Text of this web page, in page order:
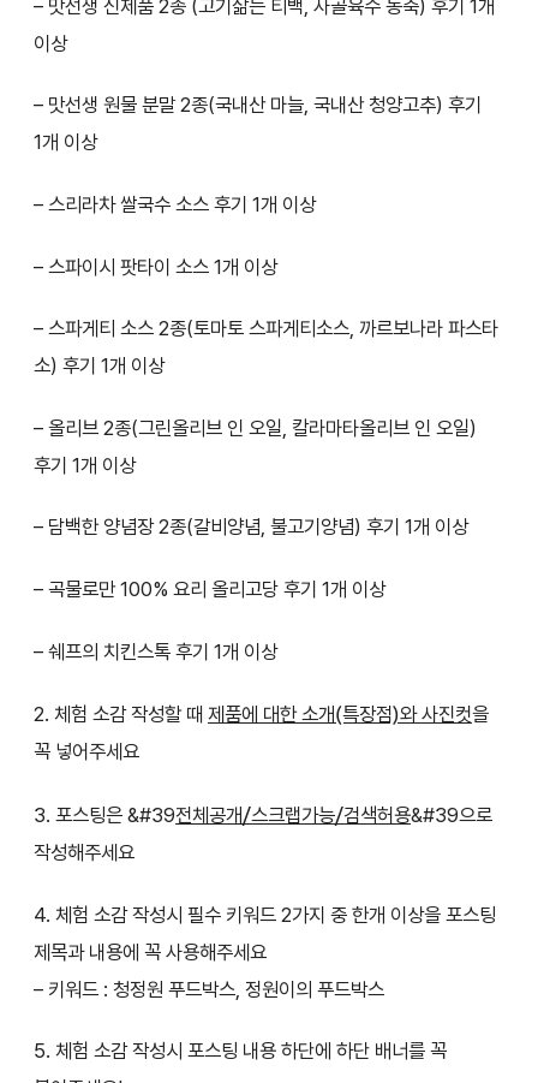
– 맛선생 신제품 2종 (고기삶는 티백, 사골육수 농축) 후기 1개
이상
– 맛선생 원물 분말 2종(국내산 마늘, 국내산 청양고추) 후기
1개 이상
– 스리라차 쌀국수 소스 후기 1개 이상
– 스파이시 팟타이 소스 1개 이상
– 스파게티 소스 2종(토마토 스파게티소스, 까르보나라 파스타
소) 후기 1개 이상
– 올리브 2종(그린올리브 인 오일, 칼라마타올리브 인 오일)
후기 1개 이상
– 담백한 양념장 2종(갈비양념, 불고기양념) 후기 1개 이상
– 곡물로만 100% 요리 올리고당 후기 1개 이상
– 쉐프의 치킨스톡 후기 1개 이상
2. 체험 소감 작성할 때 제품에 대한 소개(특장점)와 사진컷을
꼭 넣어주세요
3. 포스팅은 &#39전체공개/스크랩가능/검색허용&#39으로
작성해주세요
4. 체험 소감 작성시 필수 키워드 2가지 중 한개 이상을 포스팅
제목과 내용에 꼭 사용해주세요
– 키워드 : 청정원 푸드박스, 정원이의 푸드박스
5. 체험 소감 작성시 포스팅 내용 하단에 하단 배너를 꼭